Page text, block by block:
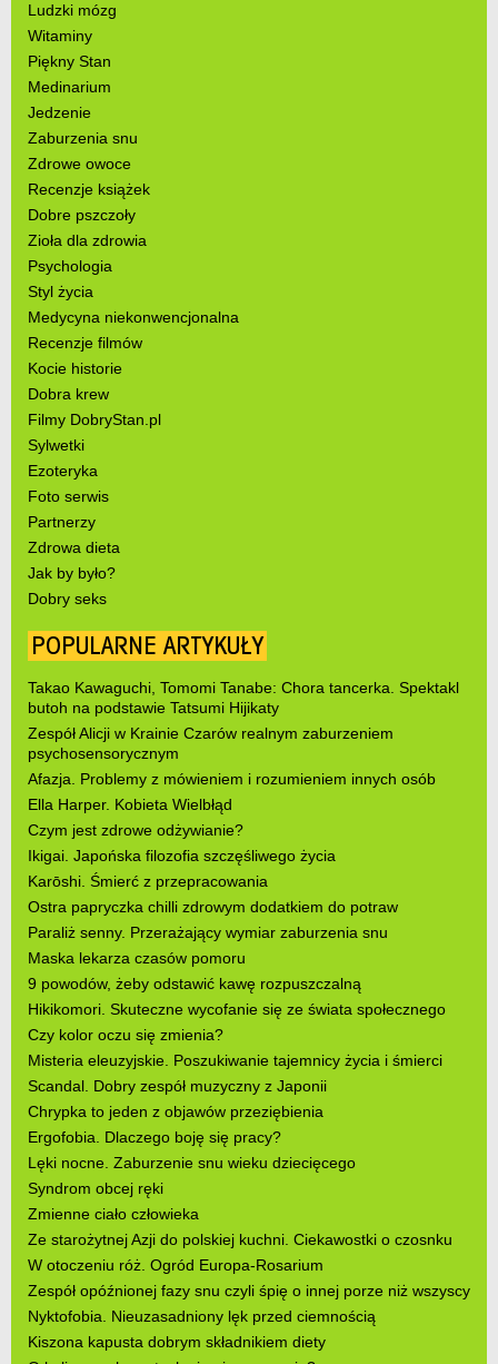
Ludzki mózg
Witaminy
Piękny Stan
Medinarium
Jedzenie
Zaburzenia snu
Zdrowe owoce
Recenzje książek
Dobre pszczoły
Zioła dla zdrowia
Psychologia
Styl życia
Medycyna niekonwencjonalna
Recenzje filmów
Kocie historie
Dobra krew
Filmy DobryStan.pl
Sylwetki
Ezoteryka
Foto serwis
Partnerzy
Zdrowa dieta
Jak by było?
Dobry seks
POPULARNE ARTYKUŁY
Takao Kawaguchi, Tomomi Tanabe: Chora tancerka. Spektakl
butoh na podstawie Tatsumi Hijikaty
Zespół Alicji w Krainie Czarów realnym zaburzeniem
psychosensorycznym
Afazja. Problemy z mówieniem i rozumieniem innych osób
Ella Harper. Kobieta Wielbłąd
Czym jest zdrowe odżywianie?
Ikigai. Japońska filozofia szczęśliwego życia
Karōshi. Śmierć z przepracowania
Ostra papryczka chilli zdrowym dodatkiem do potraw
Paraliż senny. Przerażający wymiar zaburzenia snu
Maska lekarza czasów pomoru
9 powodów, żeby odstawić kawę rozpuszczalną
Hikikomori. Skuteczne wycofanie się ze świata społecznego
Czy kolor oczu się zmienia?
Misteria eleuzyjskie. Poszukiwanie tajemnicy życia i śmierci
Scandal. Dobry zespół muzyczny z Japonii
Chrypka to jeden z objawów przeziębienia
Ergofobia. Dlaczego boję się pracy?
Lęki nocne. Zaburzenie snu wieku dziecięcego
Syndrom obcej ręki
Zmienne ciało człowieka
Ze starożytnej Azji do polskiej kuchni. Ciekawostki o czosnku
W otoczeniu róż. Ogród Europa-Rosarium
Zespół opóźnionej fazy snu czyli śpię o innej porze niż wszyscy
Nyktofobia. Nieuzasadniony lęk przed ciemnością
Kiszona kapusta dobrym składnikiem diety